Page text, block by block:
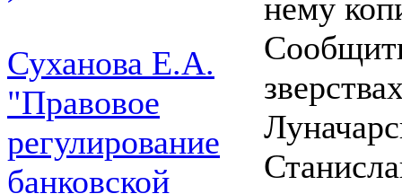
Суханова Е.А.
"Правовое
регулирование
банковской
нему